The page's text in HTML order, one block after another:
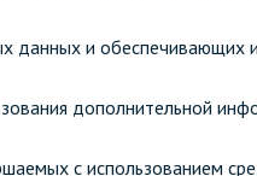
данных и обеспечивающих
дополнительной
с использованием